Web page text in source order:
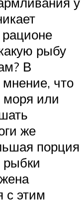
рыбу
В
что
моря или
же
порция
рыбки
с этим